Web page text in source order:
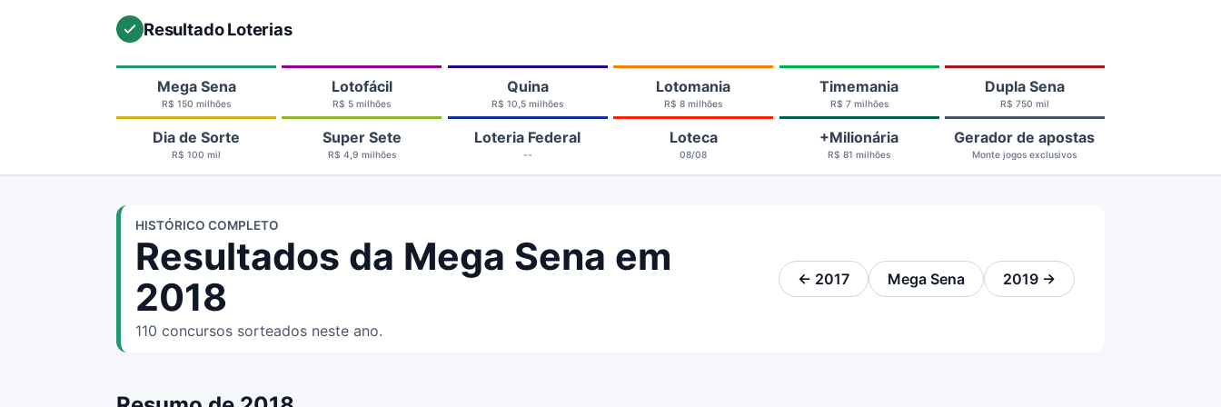
Resultado Loterias
Mega Sena
R$ 150 milhões
Lotofácil
R$ 5 milhões
Quina
R$ 10,5 milhões
Lotomania
R$ 8 milhões
Timemania
R$ 7 milhões
Dupla Sena
R$ 750 mil
Dia de Sorte
R$ 100 mil
Super Sete
R$ 4,9 milhões
Loteria Federal
--
Loteca
08/08
+Milionária
R$ 81 milhões
Gerador de apostas
Monte jogos exclusivos
HISTÓRICO COMPLETO
Resultados da Mega Sena em
2018
110 concursos sorteados neste ano.
← 2017 Mega Sena 2019 →